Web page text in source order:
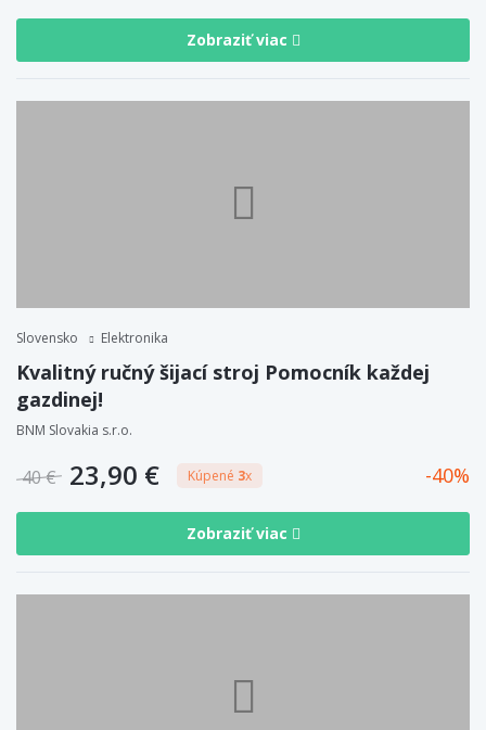
Zobraziť viac
Slovensko Elektronika
Kvalitný ručný šijací stroj Pomocník každej
gazdinej!
BNM Slovakia s.r.o.
40 € 23,90 € Kúpené 3x 40
Zobraziť viac